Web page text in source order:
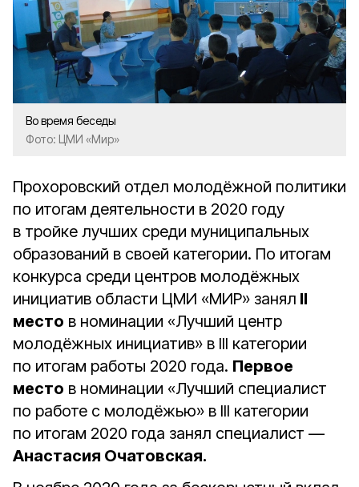
Во время беседы
Фото: ЦМИ «Мир»
Прохоровский отдел молодёжной политики
по итогам деятельности в 2020 году
в тройке лучших среди муниципальных
образований в своей категории. По итогам
конкурса среди центров молодёжных
инициатив области ЦМИ «МИР» занял II
место в номинации «Лучший центр
молодёжных инициатив» в III категории
по итогам работы 2020 года. Первое
место в номинации «Лучший специалист
по работе с молодёжью» в III категории
по итогам 2020 года занял специалист —
Анастасия Очатовская.